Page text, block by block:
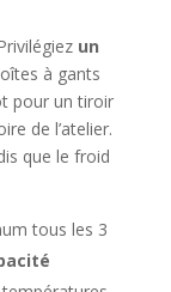
un
à gants
pour un tiroir
de l’atelier.
que le froid
tous les 3